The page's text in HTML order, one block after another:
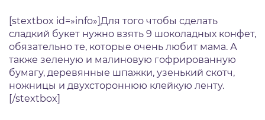
[stextbox id=»info»]Для того чтобы сделать
сладкий букет нужно взять 9 шоколадных конфет,
обязательно те, которые очень любит мама. А
также зеленую и малиновую гофрированную
бумагу, деревянные шпажки, узенький скотч,
ножницы и двухстороннюю клейкую ленту.
[/stextbox]